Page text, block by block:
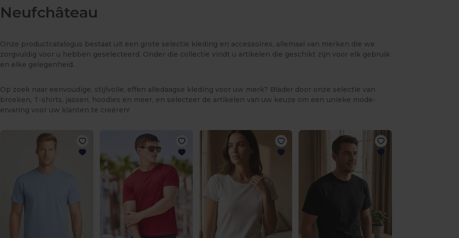
Neufchâteau
Onze productcatalogus bestaat uit een grote selectie kleding en accessoires, allemaal van merken die we
zorgvuldig voor u hebben geselecteerd. Onder die collectie vindt u artikelen die geschikt zijn voor elk gebruik
en elke gelegenheid.
Op zoek naar eenvoudige, stijlvolle, effen alledaagse kleding voor uw merk? Blader door onze selectie van
broeken, T-shirts, jassen, hoodies en meer, en selecteer de artikelen van uw keuze om een unieke mode-
ervaring voor uw klanten te creëren!